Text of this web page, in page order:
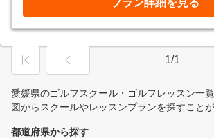
プラン詳細を見る
1/1
愛媛県のゴルフスクール・ゴルフレッスン一
図からスクールやレッスンプランを探すことが
都道府県から探す